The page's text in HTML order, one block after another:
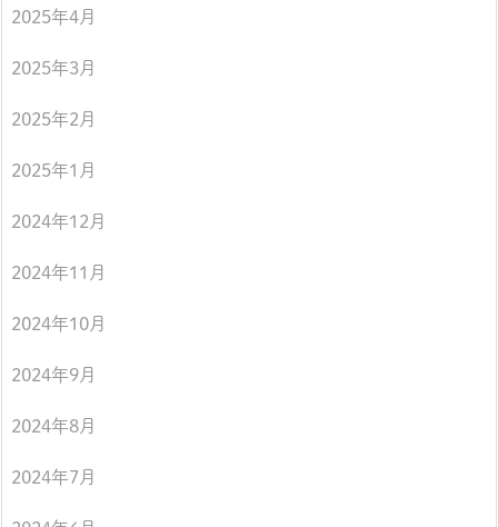
2025年4月
2025年3月
2025年2月
2025年1月
2024年12月
2024年11月
2024年10月
2024年9月
2024年8月
2024年7月